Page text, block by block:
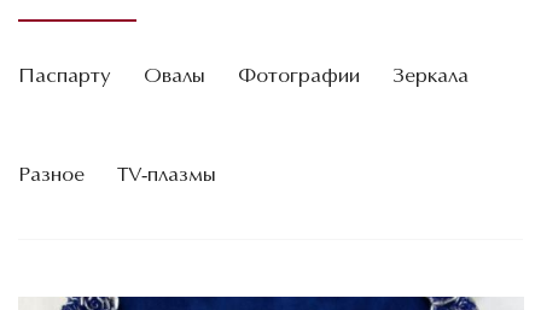
Паспарту Овалы Фотографии Зеркала
Разное TV-плазмы